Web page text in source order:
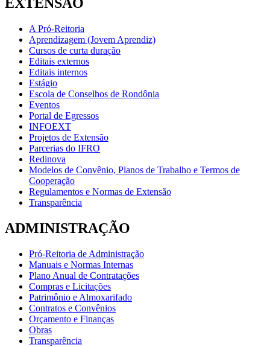
EXTENSÃO
A Pró-Reitoria
Aprendizagem (Jovem Aprendiz)
Cursos de curta duração
Editais externos
Editais internos
Estágio
Escola de Conselhos de Rondônia
Eventos
Portal de Egressos
INFOEXT
Projetos de Extensão
Parcerias do IFRO
Redinova
Modelos de Convênio, Planos de Trabalho e Termos de
Cooperação
Regulamentos e Normas de Extensão
Transparência
ADMINISTRAÇÃO
Pró-Reitoria de Administração
Manuais e Normas Internas
Plano Anual de Contratações
Compras e Licitações
Patrimônio e Almoxarifado
Contratos e Convênios
Orçamento e Finanças
Obras
Transparência